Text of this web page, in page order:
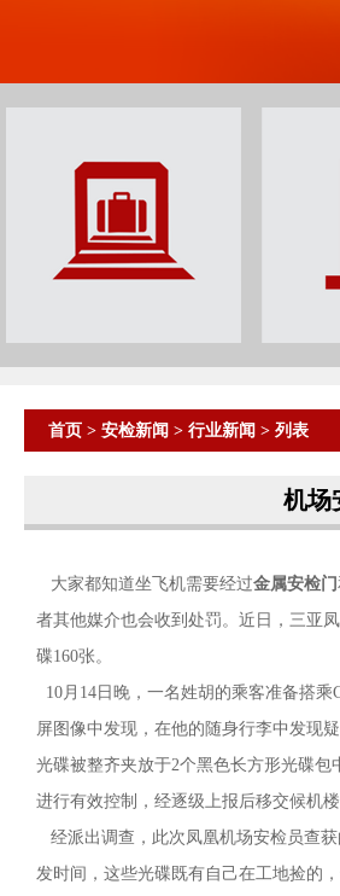
首页 > 安检新闻 > 行业新闻 > 列表
机场
大家都知道坐飞机需要经过金属安检门
者其他媒介也会收到处罚。近日，三亚
碟160张。
10月14日晚，一名姓胡的乘客准备搭
屏图像中发现，在他的随身行李中发现
光碟被整齐夹放于2个黑色长方形光碟
进行有效控制，经逐级上报后移交候机楼
经派出调查，此次凤凰机场安检员查
发时间，这些光碟既有自己在工地捡的